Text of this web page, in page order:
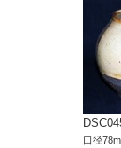
口径